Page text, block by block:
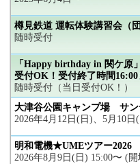
樽見鉄道 運転体験講習会（団
随時受付
「Happy birthday in 関ケ原
受付OK！受付終了時間16:00
随時受付（当日受付OK！）
大津谷公園キャンプ場 サン
2026年4月12日(日)、5月10
明和電機★UMEツアー2026
2026年8月9日(日) 15:00〜 (開